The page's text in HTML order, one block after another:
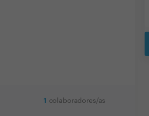
1 colaboradores/as